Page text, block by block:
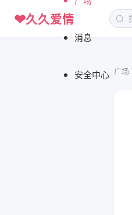
❤久久爱情
消息
安全中心 广场